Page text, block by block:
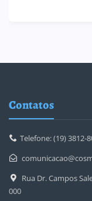
Contatos
Telefone: (19) 3812-
Rua Dr. Campos
000